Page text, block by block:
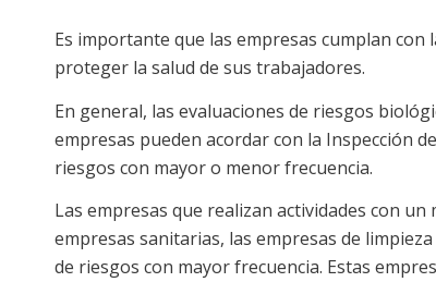
Es importante que las empresas cumplan
proteger la salud de sus trabajadores.
En general, las evaluaciones de riesgos
empresas pueden acordar con la Inspección
riesgos con mayor o menor frecuencia.
Las empresas que realizan actividades con
empresas sanitarias, las empresas de
de riesgos con mayor frecuencia. Estas